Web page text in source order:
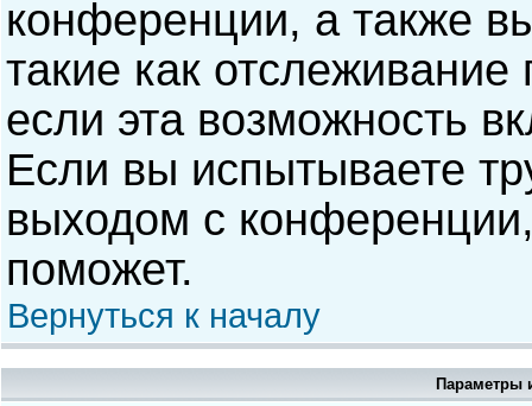
конференции, а также
такие как
если эта возможность
Если вы испытываете
выходом с
поможет.
Вернуться к началу
Параметры